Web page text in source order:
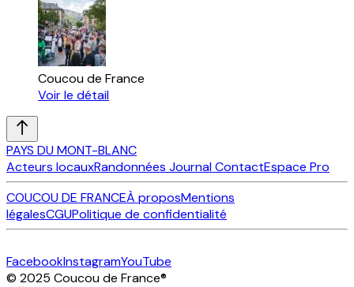
Coucou de France
Voir le détail
PAYS DU MONT-BLANC
Acteurs locauxRandonnées JournalContactEspace Pro
COUCOU DE FRANCEÀ proposMentions
légalesCGUPolitique de confidentialité
FacebookInstagramYouTube
© 2025 Coucou de France®